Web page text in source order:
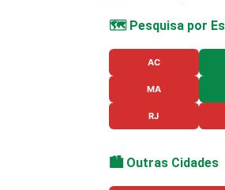
🗺️ Pesquisa por
AC
MA
RJ
🏙️ Outras Cidades